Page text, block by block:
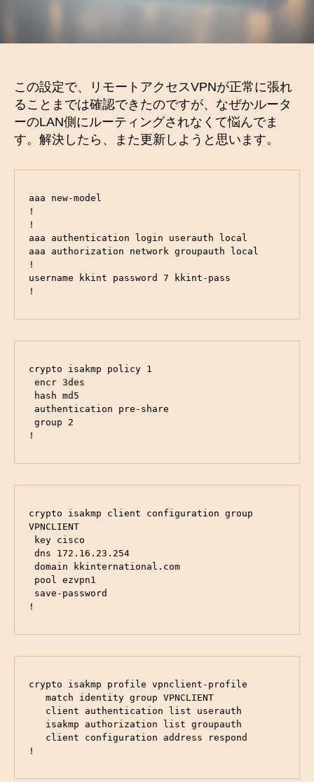
この設定で、リモートアクセスVPNが正常に張れ
ることまでは確認できたのですが、なぜかルータ
ーのLAN側にルーティングされなくて悩んでま
す。解決したら、また更新しようと思います。
aaa new-model
!
!
aaa authentication login userauth local
aaa authorization network groupauth local
!
username kkint password 7 kkint-pass
!
crypto isakmp policy 1
!
crypto isakmp client configuration group
VPNCLIENT
!
crypto isakmp profile vpnclient-profile
!